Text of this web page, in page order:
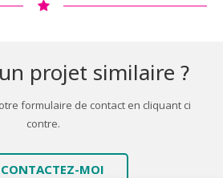
projet similaire ?
formulaire de contact en cliquant ci
contre.
CONTACTEZ-MOI